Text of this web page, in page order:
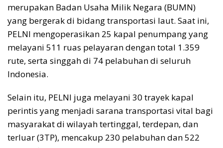
merupakan Badan Usaha Milik Negara (BUMN)
yang bergerak di bidang transportasi laut. Saat ini,
PELNI mengoperasikan 25 kapal penumpang yang
melayani 511 ruas pelayaran dengan total 1.359
rute, serta singgah di 74 pelabuhan di seluruh
Indonesia.
Selain itu, PELNI juga melayani 30 trayek kapal
perintis yang menjadi sarana transportasi vital bagi
masyarakat di wilayah tertinggal, terdepan, dan
terluar (3TP), mencakup 230 pelabuhan dan 522